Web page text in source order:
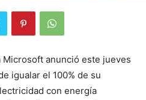
Microsoft anunció este jueves
igualar el 100% de su
con energía